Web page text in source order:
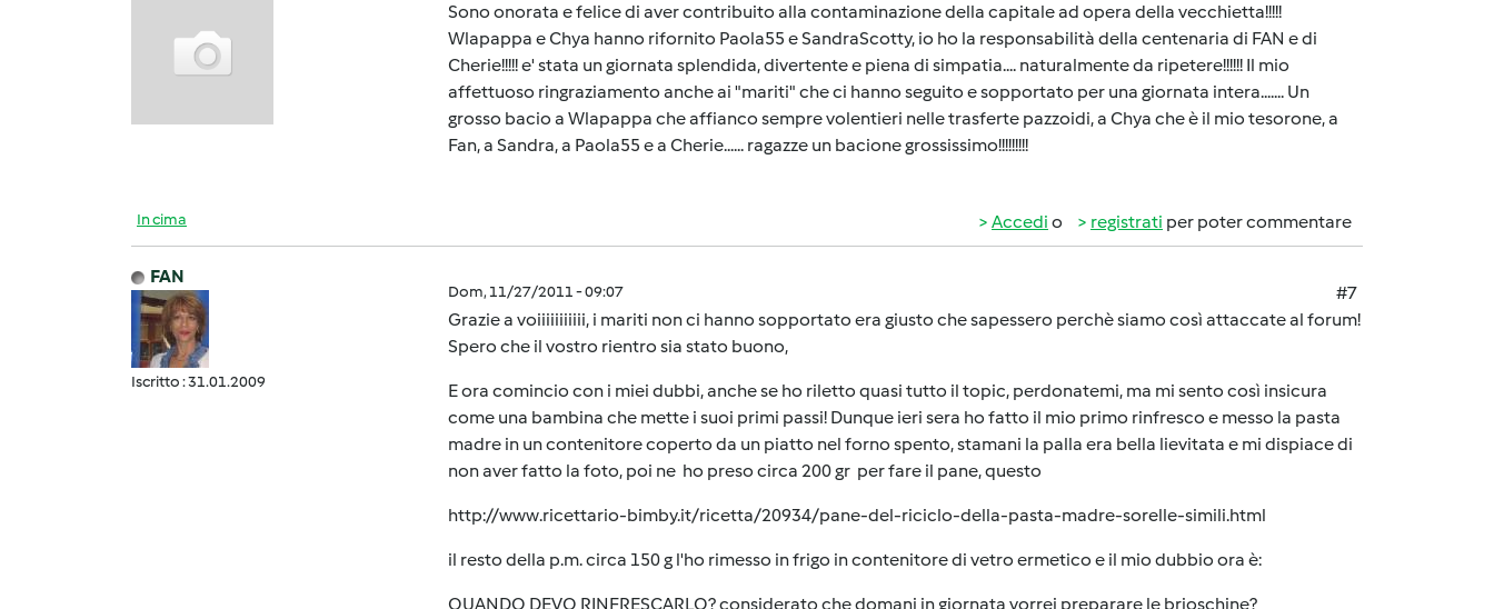
Sono onorata e felice di aver contribuito alla contaminazione della capitale ad opera della vecchietta!!!!!
Wlapappa e Chya hanno rifornito Paola55 e SandraScotty, io ho la responsabilità della centenaria di FAN e di
Cherie!!!!! e' stata un giornata splendida, divertente e piena di simpatia.... naturalmente da ripetere!!!!!! Il mio
affettuoso ringraziamento anche ai "mariti" che ci hanno seguito e sopportato per una giornata intera....... Un
grosso bacio a Wlapappa che affianco sempre volentieri nelle trasferte pazzoidi, a Chya che è il mio tesorone, a
Fan, a Sandra, a Paola55 e a Cherie...... ragazze un bacione grossissimo!!!!!!!!!
In cima Accedi o registrati per poter commentare
FAN
Iscritto : 31.01.2009
Dom, 11/27/2011 - 09:07
#7
Grazie a voiiiiiiiiiii, i mariti non ci hanno sopportato era giusto che sapessero perchè siamo così attaccate al forum!
Spero che il vostro rientro sia stato buono,
E ora comincio con i miei dubbi, anche se ho riletto quasi tutto il topic, perdonatemi, ma mi sento così insicura
come una bambina che mette i suoi primi passi! Dunque ieri sera ho fatto il mio primo rinfresco e messo la pasta
madre in un contenitore coperto da un piatto nel forno spento, stamani la palla era bella lievitata e mi dispiace di
non aver fatto la foto, poi ne ho preso circa 200 gr per fare il pane, questo
http://www.ricettario-bimby.it/ricetta/20934/pane-del-riciclo-della-pasta-madre-sorelle-simili.html
il resto della p.m. circa 150 g l'ho rimesso in frigo in contenitore di vetro ermetico e il mio dubbio ora è:
QUANDO DEVO RINFRESCARLO? considerato che domani in giornata vorrei preparare le brioschine?